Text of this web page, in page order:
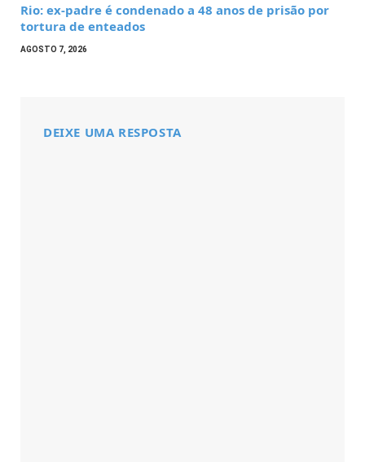
Rio: ex-padre é condenado a 48 anos de prisão por
tortura de enteados
AGOSTO 7, 2026
DEIXE UMA RESPOSTA